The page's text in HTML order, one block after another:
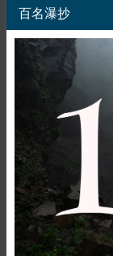
百名瀑抄